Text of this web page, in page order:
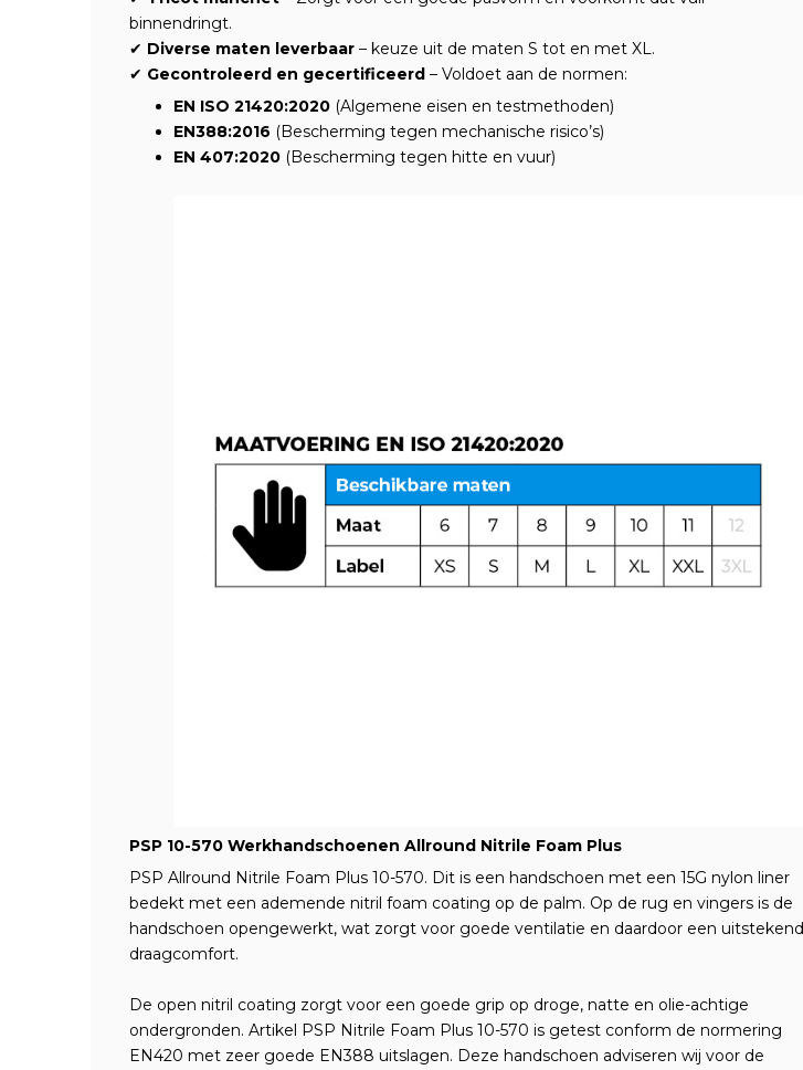
binnendringt.
✔ Diverse maten leverbaar – keuze uit de maten S tot en met XL.
✔ Gecontroleerd en gecertificeerd – Voldoet aan de normen:
EN ISO 21420:2020 (Algemene eisen en testmethoden)
EN388:2016 (Bescherming tegen mechanische risico’s)
EN 407:2020 (Bescherming tegen hitte en vuur)
PSP 10-570 Werkhandschoenen Allround Nitrile Foam Plus
PSP Allround Nitrile Foam Plus 10-570. Dit is een handschoen met een 15G nylon liner
bedekt met een ademende nitril foam coating op de palm. Op de rug en vingers is de
handschoen opengewerkt, wat zorgt voor goede ventilatie en daardoor een uitstekend
draagcomfort.
De open nitril coating zorgt voor een goede grip op droge, natte en olie-achtige
ondergronden. Artikel PSP Nitrile Foam Plus 10-570 is getest conform de normering
EN420 met zeer goede EN388 uitslagen. Deze handschoen adviseren wij voor de